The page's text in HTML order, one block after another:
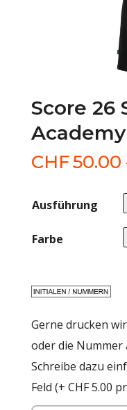
Score 26
Academy
CHF50.00
Ausführung
Farbe
Gerne drucken
oder die Nummer
Schreibe dazu
Feld (+ CHF 5.00